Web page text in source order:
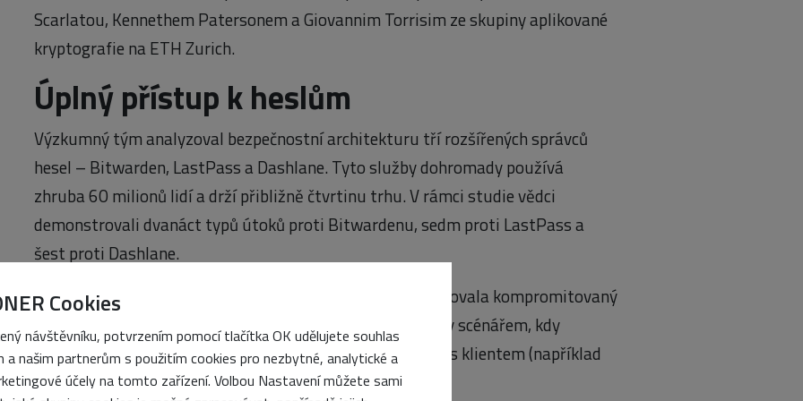
Cookies
návštěvníku, potvrzením pomocí tlačítka OK udělujete souhlas
a našim partnerům s použitím cookies pro nezbytné, analytické a
účely na tomto zařízení. Volbou Nastavení můžete sami
Scarlatou, Kennethem Patersonem a Giovannim Torrisim ze skupiny aplikované
kryptografie na ETH Zurich.
Úplný přístup k heslům
Výzkumný tým analyzoval bezpečnostní architekturu tří rozšířených správců
hesel – Bitwarden, LastPass a Dashlane. Tyto služby dohromady používá
zhruba 60 milionů lidí a drží přibližně čtvrtinu trhu. V rámci studie vědci
demonstrovali dvanáct typů útoků proti Bitwardenu, sedm proti LastPass a
šest proti Dashlane.
Pro testování si zřídili vlastní infrastrukturu, která simulovala kompromitovaný
server. Pracovali s tzv. modelem škodlivého serveru – tedy scénářem, kdy
napadený server nejedná korektně a může při komunikaci s klientem (například
webovým prohlížečem) úmyslně měnit své chování.